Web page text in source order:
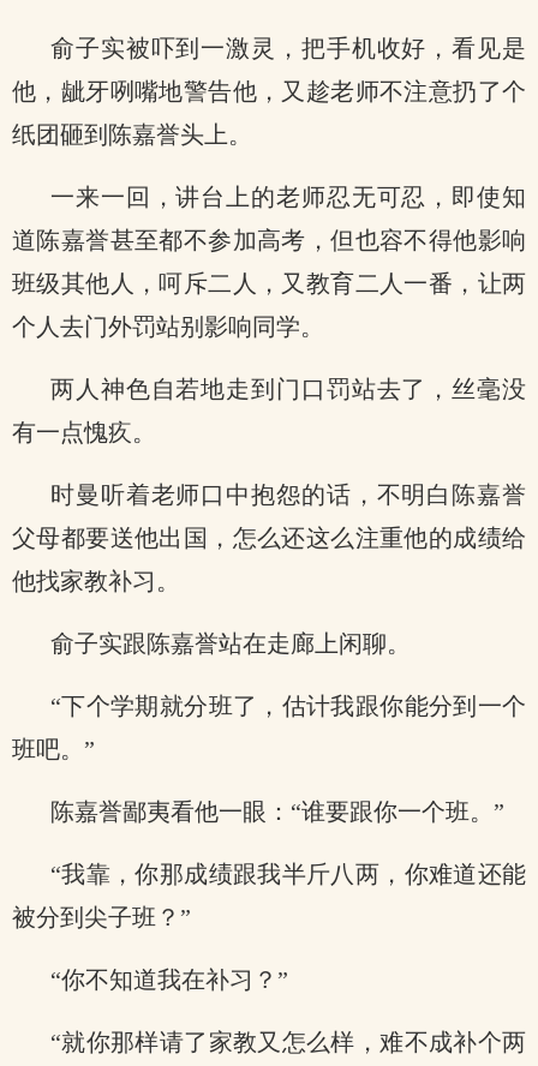
俞子实被吓到一激灵，把手机收好，看见是
他，龇牙咧嘴地警告他，又趁老师不注意扔了个
纸团砸到陈嘉誉头上。
一来一回，讲台上的老师忍无可忍，即使知
道陈嘉誉甚至都不参加高考，但也容不得他影响
班级其他人，呵斥二人，又教育二人一番，让两
个人去门外罚站别影响同学。
两人神色自若地走到门口罚站去了，丝毫没
有一点愧疚。
时曼听着老师口中抱怨的话，不明白陈嘉誉
父母都要送他出国，怎么还这么注重他的成绩给
他找家教补习。
俞子实跟陈嘉誉站在走廊上闲聊。
“下个学期就分班了，估计我跟你能分到一个
班吧。”
陈嘉誉鄙夷看他一眼：“谁要跟你一个班。”
“我靠，你那成绩跟我半斤八两，你难道还能
被分到尖子班？”
“你不知道我在补习？”
“就你那样请了家教又怎么样，难不成补个两